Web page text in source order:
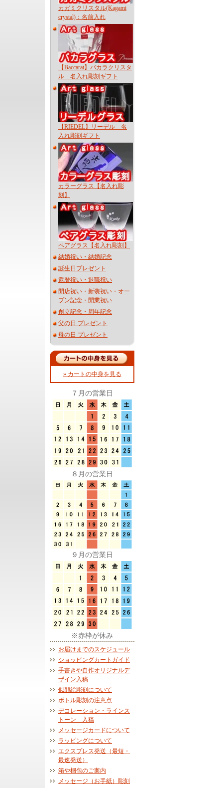
カガミクリスタル(Kagami
crystal)：名前入れ
【Baccarat】バカラクリスタ
ル 名入れ彫刻ギフト
【RIEDEL】リーデル 名
入れ彫刻ギフト
カラーグラス【名入れ彫
刻】
ペアグラス【名入れ彫刻】
結婚祝い・結婚記念
誕生日プレゼント
還暦祝い・退職祝い
開店祝い・新装祝い・オー
プン記念・開業祝い
創立記念・周年記念
父の日 プレゼント
母の日 プレゼント
» カートの中身を見る
７月の営業日
８月の営業日
９月の営業日
※赤枠が休み
お届けまでのスケジュール
ショッピングカートガイド
手書きや自作オリジナルデ
ザイン入稿
似顔絵彫刻について
ボトル彫刻の注意点
デコレーション・ラインス
トーン 入稿
メッセージカードについて
ラッピングについて
エクスプレス発送（最短・
最速発送）
箱や梱包のご案内
メッセージ（お手紙）彫刻